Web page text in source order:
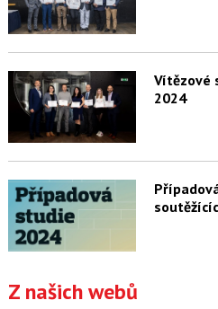
Vítězové
2024
Z našich webů